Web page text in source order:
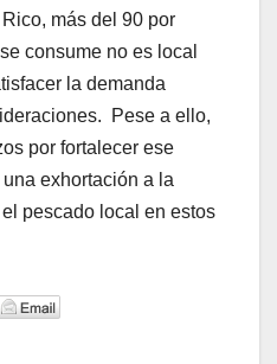
más del 90 por
consume no es local
la demanda
Pese a ello,
por fortalecer ese
exhortación a la
pescado local en estos